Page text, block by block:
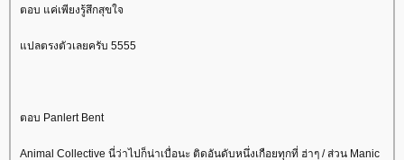
ตอบ แค่เพียงรู้สึกสุขใจ
ปลตรงตัวเลยครับ 5555
ตอบ Panlert Bent
Animal Collective นี่ว่าไปก็น่าเบื่อนะ ติดอันดับหนึ่งเกือยทุกที่ ฮ่าๆ / ส่วน Manic